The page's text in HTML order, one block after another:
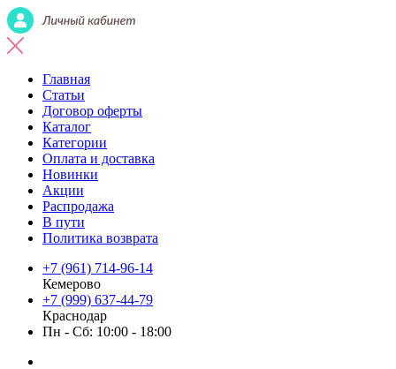
Главная
Статьи
Договор оферты
Каталог
Категории
Оплата и доставка
Новинки
Акции
Распродажа
В пути
Политика возврата
+7 (961) 714-96-14
Кемерово
+7 (999) 637-44-79
Краснодар
Пн - Сб: 10:00 - 18:00